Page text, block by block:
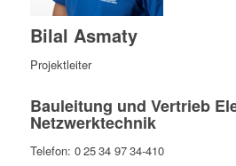
Bilal Asmaty
Projektleiter
Bauleitung und Vertrieb
Netzwerktechnik
Telefon: 0 25 34 97 34-410